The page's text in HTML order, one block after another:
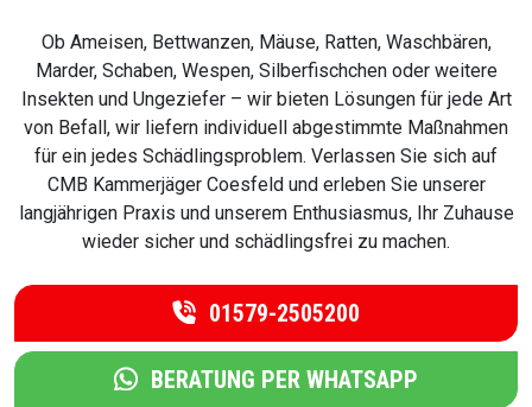
Ob Ameisen, Bettwanzen, Mäuse, Ratten, Waschbären,
Marder, Schaben, Wespen, Silberfischchen oder weitere
Insekten und Ungeziefer – wir bieten Lösungen für jede Art
von Befall, wir liefern individuell abgestimmte Maßnahmen
für ein jedes Schädlingsproblem. Verlassen Sie sich auf
CMB Kammerjäger Coesfeld und erleben Sie unserer
langjährigen Praxis und unserem Enthusiasmus, Ihr Zuhause
wieder sicher und schädlingsfrei zu machen.
01579-2505200
BERATUNG PER WHATSAPP